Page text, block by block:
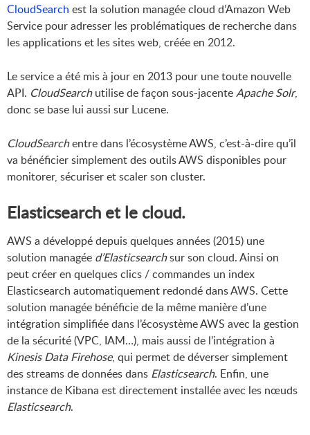
CloudSearch est la solution managée cloud d’Amazon Web
Service pour adresser les problématiques de recherche dans
les applications et les sites web, créée en 2012.
Le service a été mis à jour en 2013 pour une toute nouvelle
API. CloudSearchutilise de façon sous-jacenteApache Solr,
donc se base lui aussi sur Lucene.
CloudSearchentre dans l’écosystème AWS, c’est-à-dire qu’il
va bénéficier simplement des outils AWS disponibles pour
monitorer, sécuriser et scaler son cluster.
Elasticsearch et le cloud.
AWS a développé depuis quelques années (2015) une
solution managée d’Elasticsearchsur son cloud. Ainsi on
peut créer en quelques clics / commandes un index
Elasticsearch automatiquement redondé dans AWS. Cette
solution managée bénéficie de la même manière d’une
intégration simplifiée dans l’écosystème AWS avec la gestion
de la sécurité (VPC, IAM…), mais aussi de l’intégration à
Kinesis Data Firehose, qui permet de déverser simplement
des streams de données dans Elasticsearch. Enfin, une
instance de Kibana est directement installée avec les nœuds
Elasticsearch.